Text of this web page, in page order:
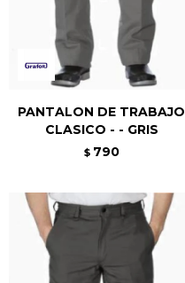
PANTALON DE TRABAJO
CLASICO - - GRIS
$ 790